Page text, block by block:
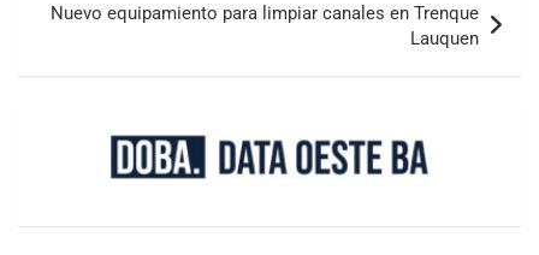
Nuevo equipamiento para limpiar canales en Trenque
Lauquen